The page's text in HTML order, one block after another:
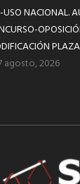
USO NACIONAL.
agosto, 2026